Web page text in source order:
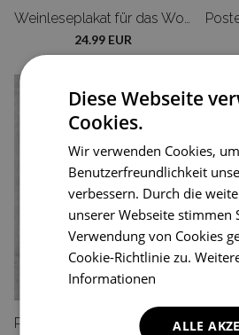
Weinleseplakat für das Wohnzimmer Fleisch fressenden Pflanze Ernst Haeckel
24.99 EUR
Poster an der Wand Siphonophorae Ernst Haeckel
Diese Webseite
Cookies.
Wir verwenden Cookies,
Benutzerfreundlichkeit
verbessern. Durch die
unserer Webseite stimmen
Verwendung von Cookies
Cookie-Richtlinie zu.
Informationen
ALLE